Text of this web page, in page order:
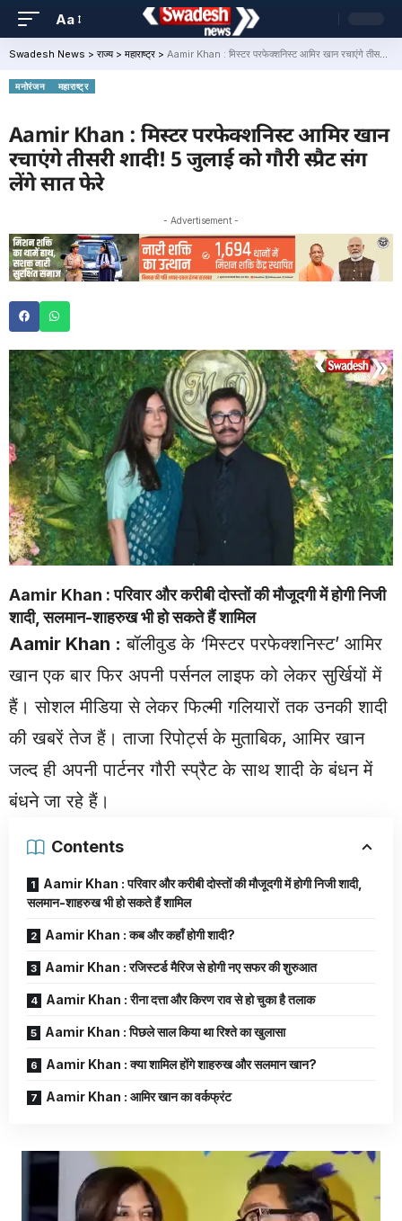
Aa
Swadesh News > राज्य> महाराष्ट्र > Aamir Khan : मिस्टर परफेक्शनिस्ट आमिर खान रचाएंगे तीसरी शादी! 5 जुलाई को गौरी स्प्रैट संग लेंगे सात फेरे
मनोरंजन महाराष्ट्र
Aamir Khan : मिस्टर परफेक्शनिस्ट आमिर खान
रचाएंगे तीसरी शादी! 5 जुलाई को गौरी स्प्रैट संग
लेंगे सात फेरे
- Advertisement -
Aamir Khan : परिवार और करीबी दोस्तों की मौजूदगी में होगी निजी
शादी, सलमान-शाहरुख भी हो सकते हैं शामिल
Aamir Khan : बॉलीवुड के ‘मिस्टर परफेक्शनिस्ट’ आमिर
खान एक बार फिर अपनी पर्सनल लाइफ को लेकर सुर्खियों में
हैं। सोशल मीडिया से लेकर फिल्मी गलियारों तक उनकी शादी
की खबरें तेज हैं। ताजा रिपोर्ट्स के मुताबिक, आमिर खान
जल्द ही अपनी पार्टनर गौरी स्प्रैट के साथ शादी के बंधन में
बंधने जा रहे हैं।
Contents
Aamir Khan : परिवार और करीबी दोस्तों की मौजूदगी में होगी निजी शादी,
सलमान-शाहरुख भी हो सकते हैं शामिल
Aamir Khan : कब और कहाँ होगी शादी?
Aamir Khan : रजिस्टर्ड मैरिज से होगी नए सफर की शुरुआत
Aamir Khan : रीना दत्ता और किरण राव से हो चुका है तलाक
Aamir Khan : पिछले साल किया था रिश्ते का खुलासा
Aamir Khan : क्या शामिल होंगे शाहरुख और सलमान खान?
Aamir Khan : आमिर खान का वर्कफ्रंट